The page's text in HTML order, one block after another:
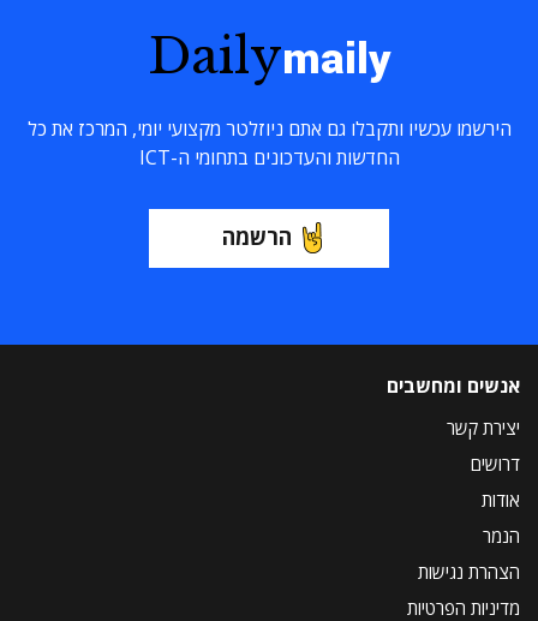
Dailymaily
הירשמו עכשיו ותקבלו גם אתם ניוזלטר מקצועי יומי, המרכז את כל
החדשות והעדכונים בתחומי ה-ICT
הרשמה
אנשים ומחשבים
יצירת קשר
דרושים
אודות
הנמר
הצהרת נגישות
מדיניות הפרטיות